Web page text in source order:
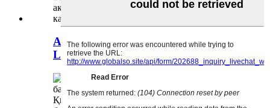
Артқы бампер кронштейні-үлкен-
LR-10745970-10745971